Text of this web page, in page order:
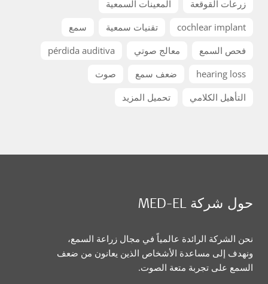
زرعات القوقعة
المعينات السمعية
cochlear implant
تقنيات سمعية
سمع
فحص السمع
معالج صوتي
pérdida auditiva
hearing loss
ضعف سمع
صوت
التأهيل الكلامي
تحميل المزيد
حول شركة MED-EL
نحن الشركة الرائدة عالمياً في مجال زراعة السمع،
ونهدف إلى مساعدة الأشخاص الذين يعانون من ضعف
السمع على تجربة متعة الصوت.